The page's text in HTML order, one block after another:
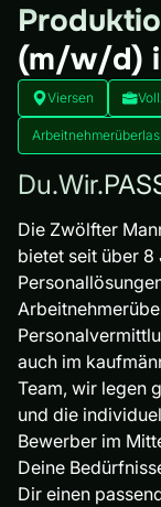
(m/w/d)
Viersen
Die Zwölfter
bietet seit über
auch im
Team, wir legen
und die
Bewerber im
Deine
Dir einen